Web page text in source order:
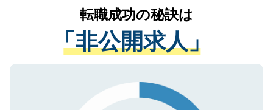
は、個人情報の取り扱いについての厳密な
管理基準を満たした事業者のみに付与され
る、プライバシーマークを取得済みです。
で、機密保持に関してもご安心ください。
かがいして、現在の医療機関の状況や紹介
経験をまじえながら、適切なアドバイスを
させていただきます。すぐにご転職をされ
ない方には、長期的なサポートが可能です
ので、まずはご登録ください。
転職成功の秘訣は
「非公開求人」